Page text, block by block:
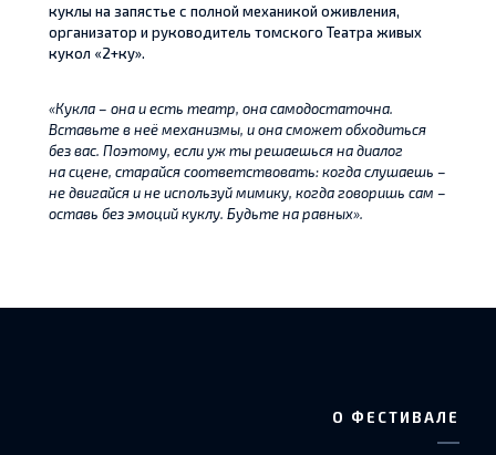
куклы на запястье с полной механикой оживления,
организатор и руководитель томского Театра живых
кукол «2+ку».
«Кукла – она и есть театр, она самодостаточна.
Вставьте в неё механизмы, и она сможет обходиться
без вас. Поэтому, если уж ты решаешься на диалог
на сцене, старайся соответствовать: когда слушаешь –
не двигайся и не используй мимику, когда говоришь сам –
оставь без эмоций куклу. Будьте на равных».
О ФЕСТИВАЛЕ